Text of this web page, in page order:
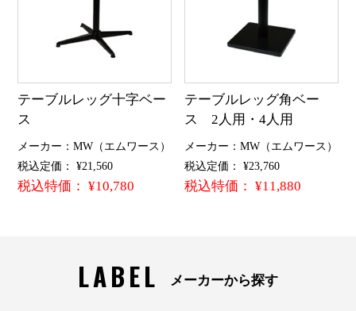
テーブルレッグ十字ベー
ス
メーカー：MW（エムワース）
税込定価： ¥21,560
税込特価： ¥10,780
テーブルレッグ角ベー
ス 2人用・4人用
メーカー：MW（エムワース）
税込定価： ¥23,760
税込特価： ¥11,880
LABEL メーカーから探す